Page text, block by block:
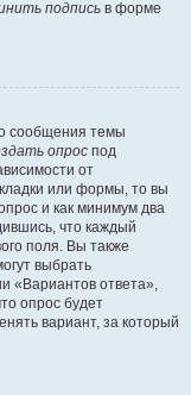
подпись в форме
сообщения темы
опрос под
от
или формы, то вы
и как минимум два
что каждый
поля. Вы также
выбрать
«Вариантов ответа»,
опрос будет
вариант, за который